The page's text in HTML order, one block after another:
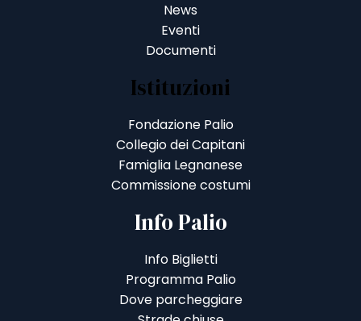
News
Eventi
Documenti
Istituzioni
Fondazione Palio
Collegio dei Capitani
Famiglia Legnanese
Commissione costumi
Info Palio
Info Biglietti
Programma Palio
Dove parcheggiare